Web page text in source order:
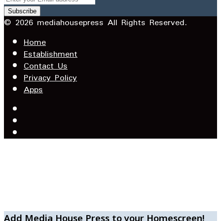
your
Email
© 2026 mediahousepress All Rights Reserved.
Home
Establishment
Contact Us
Privacy Policy
Apps
Add Media House Press to your Homescreen!